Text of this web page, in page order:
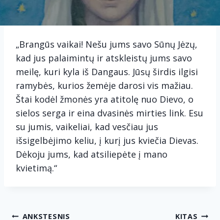
„Brangūs vaikai! Nešu jums savo Sūnų Jėzų,
kad jus palaimintų ir atskleistų jums savo
meilę, kuri kyla iš Dangaus. Jūsų širdis ilgisi
ramybės, kurios žemėje darosi vis mažiau.
Štai kodėl žmonės yra atitolę nuo Dievo, o
sielos serga ir eina dvasinės mirties link. Esu
su jumis, vaikeliai, kad vesčiau jus
išsigelbėjimo keliu, į kurį jus kviečia Dievas.
Dėkoju jums, kad atsiliepėte į mano
kvietimą.“
ANKSTESNIS KITAS